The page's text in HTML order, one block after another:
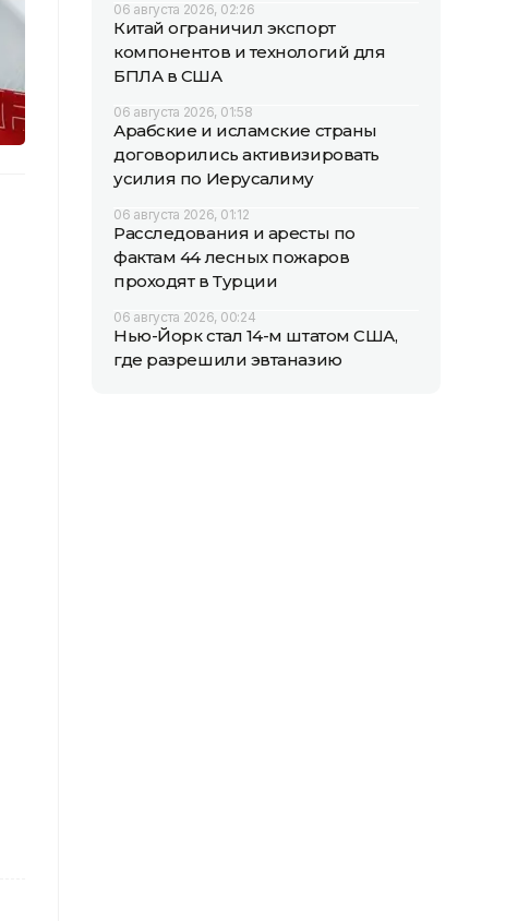
06 августа 2026, 02:26
Китай ограничил экспорт
компонентов и технологий для
БПЛА в США
06 августа 2026, 01:58
Арабские и исламские страны
договорились активизировать
усилия по Иерусалиму
06 августа 2026, 01:12
Расследования и аресты по
фактам 44 лесных пожаров
проходят в Турции
06 августа 2026, 00:24
Нью-Йорк стал 14-м штатом США,
где разрешили эвтаназию